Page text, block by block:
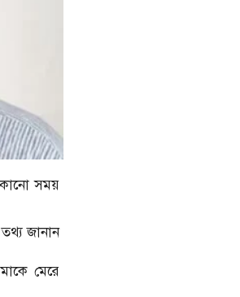
সময়
জানান
মেরে